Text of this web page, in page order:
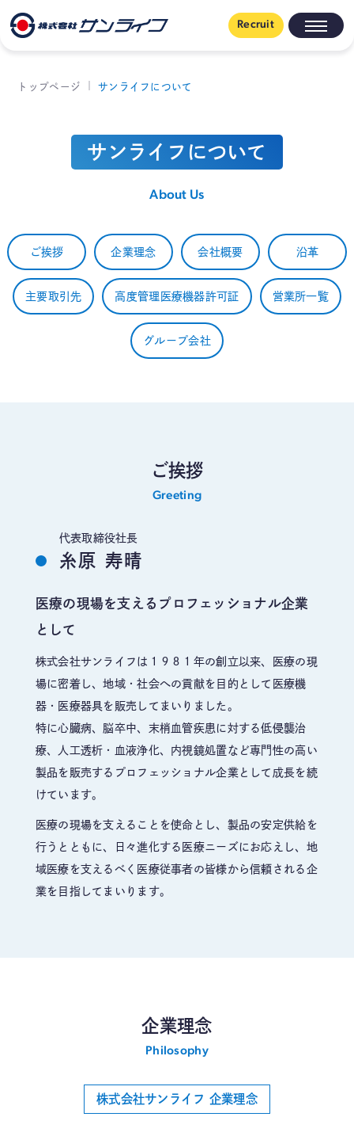
Recruit
トップページ サンライフについて
サンライフについて
About Us
ご挨拶 企業理念 会社概要 沿革
主要取引先 高度管理医療機器許可証 営業所一覧
グループ会社
ご挨拶
Greeting
代表取締役社長
糸原 寿晴
医療の現場を支えるプロフェッショナル企業
として
株式会社サンライフは１９８１年の創立以来、医療の現
場に密着し、地域・社会への貢献を目的として医療機
器・医療器具を販売してまいりました。
特に心臓病、脳卒中、末梢血管疾患に対する低侵襲治
療、人工透析・血液浄化、内視鏡処置など専門性の高い
製品を販売するプロフェッショナル企業として成長を続
けています。
医療の現場を支えることを使命とし、製品の安定供給を
行うとともに、日々進化する医療ニーズにお応えし、地
域医療を支えるべく医療従事者の皆様から信頼される企
業を目指してまいります。
企業理念
Philosophy
株式会社サンライフ 企業理念